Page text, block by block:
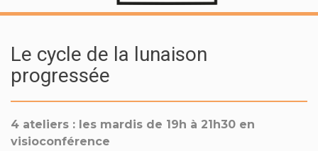
Le cycle de la lunaison
progressée
4 ateliers : les mardis de 19h à 21h30 en
visioconférence